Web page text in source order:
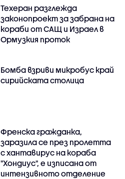
Техеран разглежда
законопроект за забрана на
кораби от САЩ и Израел в
Ормузкия проток
Бомба взриви микробус край
сирийската столица
Френска гражданка,
заразила се през пролетта
с хантавирус на кораба
"Хондиус", е изписана от
интензивното отделение